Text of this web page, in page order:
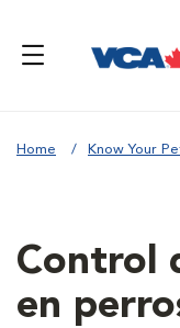
Home Know Your
Control
en